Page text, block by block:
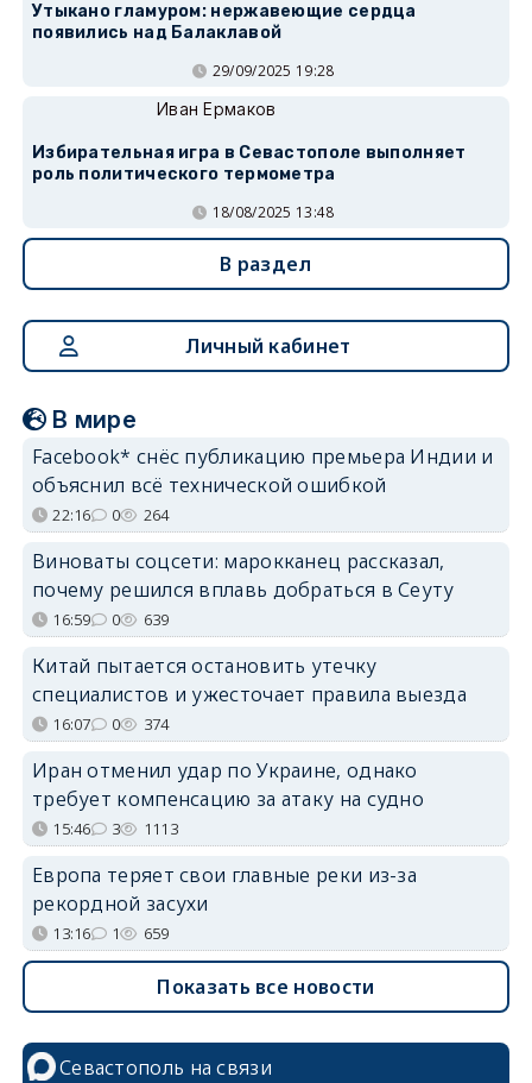
Утыкано гламуром: нержавеющие сердца
появились над Балаклавой
29/09/2025 19:28
Иван Ермаков
Избирательная игра в Севастополе выполняет
роль политического термометра
18/08/2025 13:48
В раздел
Личный кабинет
В мире
Facebook* снёс публикацию премьера Индии и
объяснил всё технической ошибкой
22:16 0 264
Виноваты соцсети: марокканец рассказал,
почему решился вплавь добраться в Сеуту
16:59 0 639
Китай пытается остановить утечку
специалистов и ужесточает правила выезда
16:07 0 374
Иран отменил удар по Украине, однако
требует компенсацию за атаку на судно
15:46 3 1113
Европа теряет свои главные реки из-за
рекордной засухи
13:16 1 659
Показать все новости
Севастополь на связи